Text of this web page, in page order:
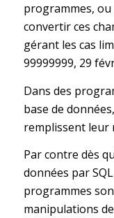
programmes,
convertir ces
gérant les cas
99999999, 29
Dans des
base de
remplissent leur
Par contre dès
données par
programmes
manipulations